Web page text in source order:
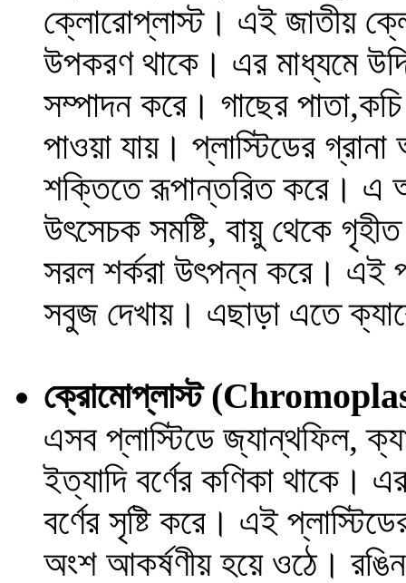
ক্লোরোপ্লাস্ট। এই জাতীয়
উপকরণ থাকে। এর মাধ্যমে
সম্পাদন করে। গাছের
পাওয়া যায়। প্লাস্টিডের
শক্তিতে রূপান্তরিত করে। এ
উৎসেচক সমষ্টি, বায়ু থেকে
সরল শর্করা উৎপন্ন করে। এই
সবুজ দেখায়। এছাড়া এতে
ক্রোমোপ্লাস্ট
এসব প্লাস্টিডে জ্যান্থফিল,
ইত্যাদি বর্ণের কণিকা থাকে।
বর্ণের সৃষ্টি করে। এই
অংশ আকর্ষণীয় হয়ে ওঠে।